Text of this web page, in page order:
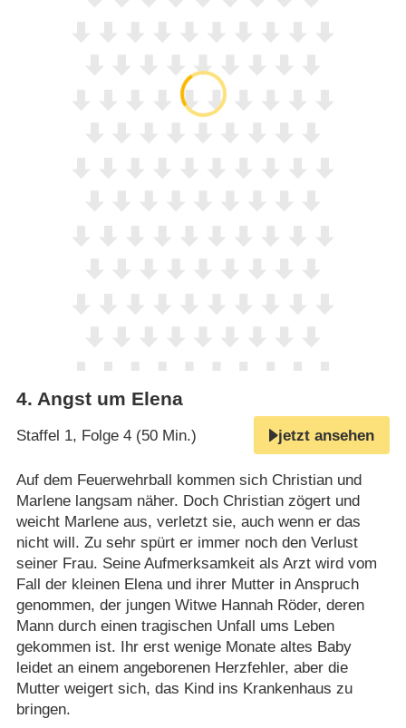
4. Angst um Elena
Staffel 1, Folge 4 (50 Min.) jetzt ansehen
Auf dem Feuerwehrball kommen sich Christian und
Marlene langsam näher. Doch Christian zögert und
weicht Marlene aus, verletzt sie, auch wenn er das
nicht will. Zu sehr spürt er immer noch den Verlust
seiner Frau. Seine Aufmerksamkeit als Arzt wird vom
Fall der kleinen Elena und ihrer Mutter in Anspruch
genommen, der jungen Witwe Hannah Röder, deren
Mann durch einen tragischen Unfall ums Leben
gekommen ist. Ihr erst wenige Monate altes Baby
leidet an einem angeborenen Herzfehler, aber die
Mutter weigert sich, das Kind ins Krankenhaus zu
bringen.